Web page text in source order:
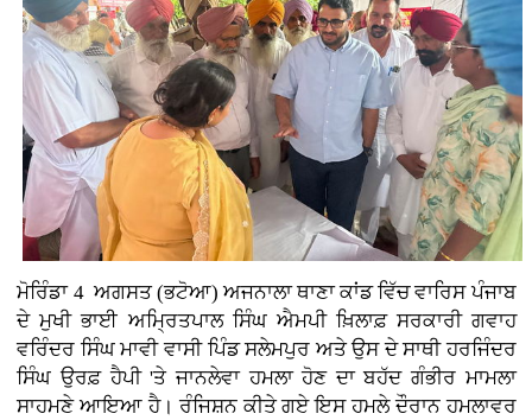
ਮੋਰਿੰਡਾ 4 ਅਗਸਤ (ਭਟੋਆ)ਅਜਨਾਲਾ ਥਾਣਾ ਕਾਂਡ ਵਿੱਚ ਵਾਰਿਸ ਪੰਜਾਬ
ਦੇ ਮੁਖੀ ਭਾਈ ਅਮ੍ਰਿਤਪਾਲ ਸਿੰਘ ਐਮਪੀ ਖ਼ਿਲਾਫ਼ ਸਰਕਾਰੀ ਗਵਾਹ
ਵਰਿੰਦਰ ਸਿੰਘ ਮਾਵੀ ਵਾਸੀ ਪਿੰਡ ਸਲੇਮਪੁਰ ਅਤੇ ਉਸ ਦੇ ਸਾਥੀ ਹਰਜਿੰਦਰ
ਸਿੰਘ ਉਰਫ਼ ਹੈਪੀ 'ਤੇ ਜਾਨਲੇਵਾ ਹਮਲਾ ਹੋਣ ਦਾ ਬਹੱਦ ਗੰਭੀਰ ਮਾਮਲਾ
ਸਾਹਮਣੇ ਆਇਆ ਹੈ। ਰੰਜਿਸ਼ਨ ਕੀਤੇ ਗਏ ਇਸ ਹਮਲੇ ਦੌਰਾਨ ਹਮਲਾਵਰ